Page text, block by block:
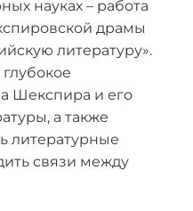
науках – работа
драмы
литературу».
Шекспира и его
а также
литературные
связи между